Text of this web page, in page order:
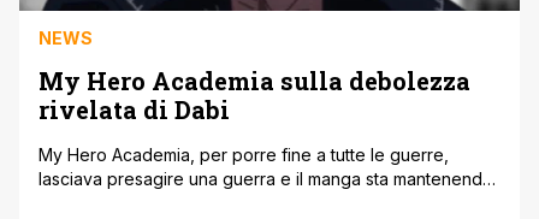
NEWS
My Hero Academia sulla debolezza
rivelata di Dabi
My Hero Academia, per porre fine a tutte le guerre,
lasciava presagire una guerra e il manga sta mantenendo